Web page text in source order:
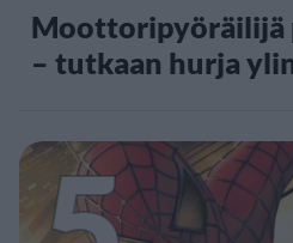
Moottoripyöräilijä
– tutkaan hurja